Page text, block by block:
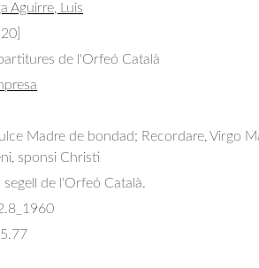
Aguirre, Luis
de l'Orfeó Català
Madre de bondad; Recordare, Virgo
sponsi Christi
segell de l'Orfeó Català.